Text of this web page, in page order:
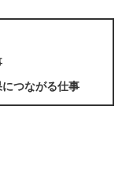
つながる仕事